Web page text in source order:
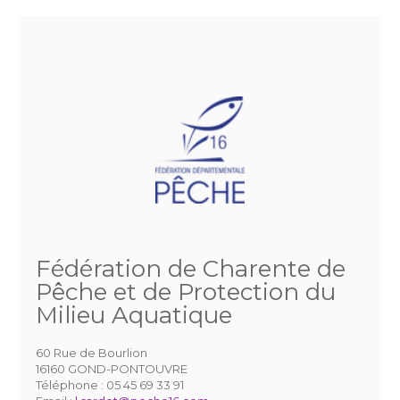
Fédération de Charente de
Pêche et de Protection du
Milieu Aquatique
60 Rue de Bourlion
16160 GOND-PONTOUVRE
Téléphone : 05 45 69 33 91